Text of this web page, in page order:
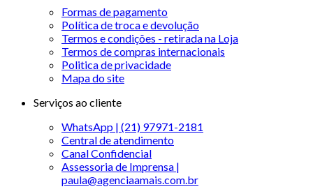
Formas de pagamento
Política de troca e devolução
Termos e condições - retirada na Loja
Termos de compras internacionais
Politica de privacidade
Mapa do site
Serviços ao cliente
WhatsApp | (21) 97971-2181
Central de atendimento
Canal Confidencial
Assessoria de Imprensa |
paula@agenciaamais.com.br